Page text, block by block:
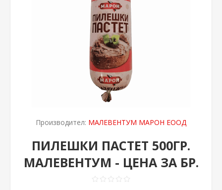
Производител: МАЛЕВЕНТУМ МАРОН ЕООД
ПИЛЕШКИ ПАСТЕТ 500ГР.
МАЛЕВЕНТУМ - ЦЕНА ЗА БР.